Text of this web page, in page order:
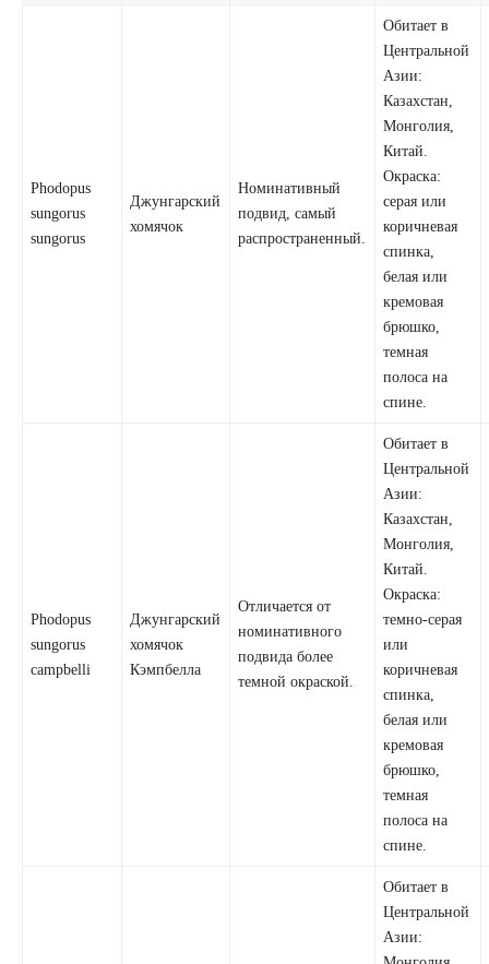
Phodopus
sungorus
sungorus
Джунгарский
хомячок
Номинативный
подвид, самый
распространенный.
Обитает в
Центральной
Азии:
Казахстан,
Монголия,
Китай.
Окраска:
серая или
коричневая
спинка,
белая или
кремовая
брюшко,
темная
полоса на
спине.
Phodopus
sungorus
campbelli
Джунгарский
хомячок
Кэмпбелла
Отличается от
номинативного
подвида более
темной окраской.
Обитает в
Центральной
Азии:
Казахстан,
Монголия,
Китай.
Окраска:
темно-серая
или
коричневая
спинка,
белая или
кремовая
брюшко,
темная
полоса на
спине.
Обитает в
Центральной
Азии: